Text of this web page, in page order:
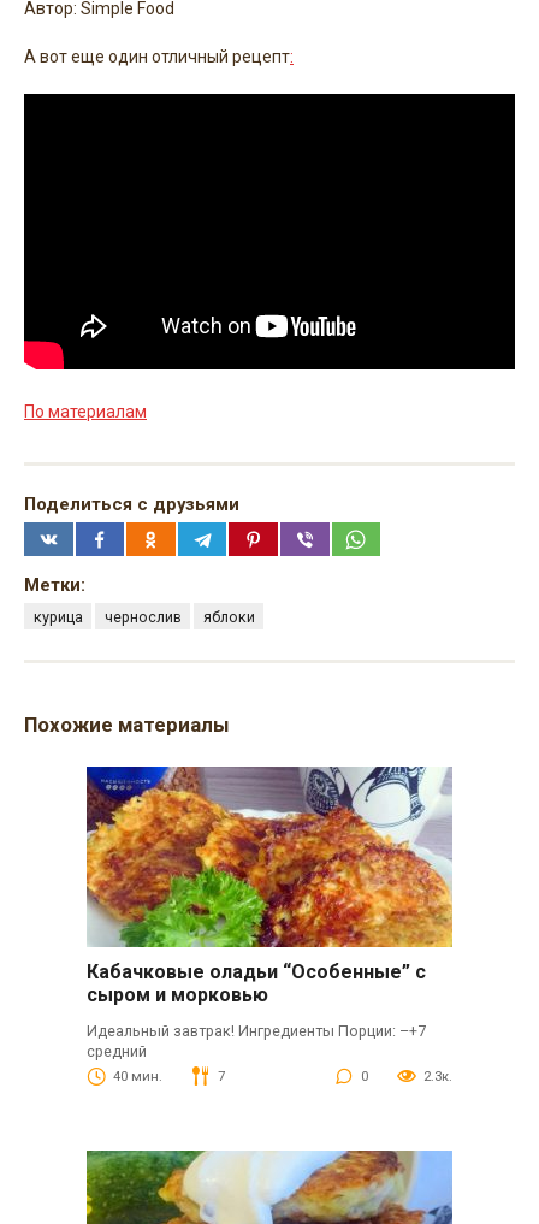
Автор: Simple Food
А вот еще один отличный рецепт:
По материалам
Поделиться с друзьями
Метки:
курица чернослив яблоки
Похожие материалы
Кабачковые оладьи “Особенные” с
сыром и морковью
Идеальный завтрак! Ингредиенты Порции: –+7
средний
40 мин. 7 0 2.3к.